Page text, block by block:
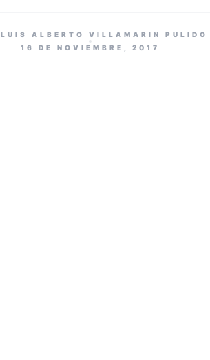
LUIS ALBERTO VILLAMARIN PULIDO
16 DE NOVIEMBRE, 2017